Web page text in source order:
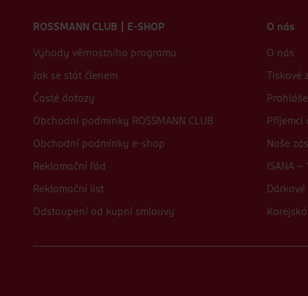
ROSSMANN CLUB | E-SHOP
Výhody věrnostního programu
Jak se stát členem
Časté dotazy
Obchodní podmínky ROSSMANN CLUB
Obchodní podmínky e-shop
Reklamační řád
Reklamační list
Odstoupení od kupní smlouvy
O nás
O nás
Tiskové
Příjemci
Naše
ISANA